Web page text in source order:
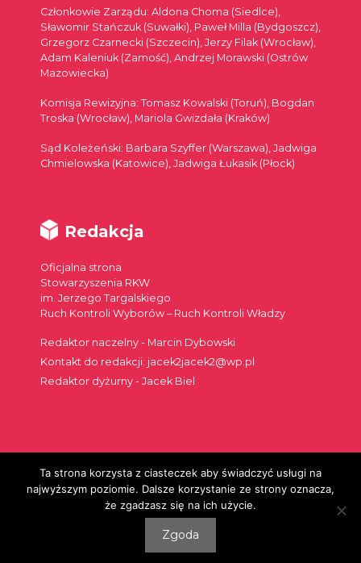
Członkowie Zarządu: Aldona Choma (Siedlce),
Sławomir Stańczuk (Suwałki), Paweł Milla (Bydgoszcz),
Grzegorz Czarnecki (Szczecin), Jerzy Filak (Wrocław),
Adam Kaleniuk (Zamość), Andrzej Morawski (Ostrów
Mazowiecka)
Komisja Rewizyjna: Tomasz Kowalski (Toruń), Bogdan
Troska (Wrocław), Mariola Gwizdała (Kraków)
Sąd Koleżeński: Barbara Szyffer (Warszawa), Jadwiga
Chmielowska (Katowice), Jadwiga Łukasik (Płock)
Redakcja
Oficjalna strona
Stowarzyszenia RKW
im. Jerzego Targalskiego
Ruch Kontroli Wyborów – Ruch Kontroli Władzy
Redaktor naczelny - Marcin Dybowski
Kontakt do redakcji: jacek2jacek2@wp.pl
Redaktor dyżurny - Jacek Biel
Szukaj:
© 2026
Ta strona korzysta z ciasteczek aby świadczyć usługi na
najwyższym poziomie. Dalsze korzystanie ze strony oznacza,
że zgadzasz się na ich użycie.
Zgoda